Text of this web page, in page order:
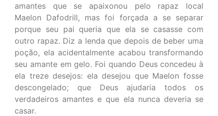
amantes que se apaixonou pelo rapaz local
Maelon Dafodrill, mas foi forçada a se separar
porque seu pai queria que ela se casasse com
outro rapaz. Diz a lenda que depois de beber uma
poção, ela acidentalmente acabou transformando
seu amante em gelo. Foi quando Deus concedeu à
ela treze desejos: ela desejou que Maelon fosse
descongelado; que Deus ajudaria todos os
verdadeiros amantes e que ela nunca deveria se
casar.